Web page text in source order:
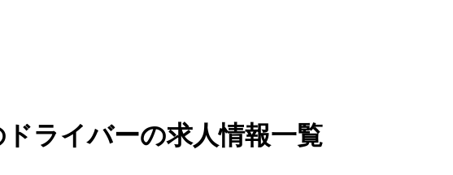
ドライバーの求人情報一覧